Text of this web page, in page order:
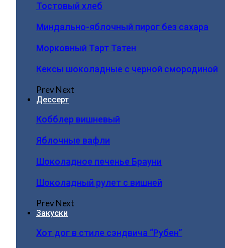
Тостовый хлеб
Миндально-яблочный пирог без сахара
Морковный Тарт Татен
Кексы шоколадные с черной смородиной
PrevNext
Дессерт
Кобблер вишневый
Яблочные вафли
Шоколадное печенье Брауни
Шоколадный рулет с вишней
PrevNext
Закуски
Хот дог в стиле сэндвича “Рубен”